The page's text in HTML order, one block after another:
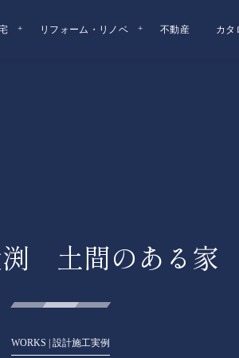
リフォーム・リノベ 不動産 カタ
土間のある家
WORKS | 設計施工実例